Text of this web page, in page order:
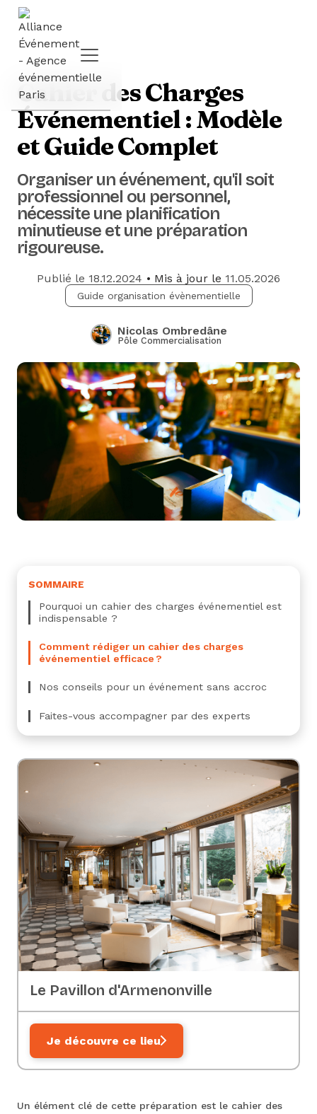
Cahier des Charges
Événementiel : Modèle
et Guide Complet
Organiser un événement, qu'il soit
professionnel ou personnel,
nécessite une planification
minutieuse et une préparation
rigoureuse.
Publié le 18.12.2024 • Mis à jour le 11.05.2026
Guide organisation évènementielle
Nicolas Ombredâne
Pôle Commercialisation
Un élément clé de cette préparation est le cahier des
SOMMAIRE
Pourquoi un cahier des charges événementiel est
indispensable ?
Comment rédiger un cahier des charges
événementiel efficace ?
Nos conseils pour un événement sans accroc
Faites-vous accompagner par des experts
Le Pavillon d'Armenonville
Je découvre ce lieu